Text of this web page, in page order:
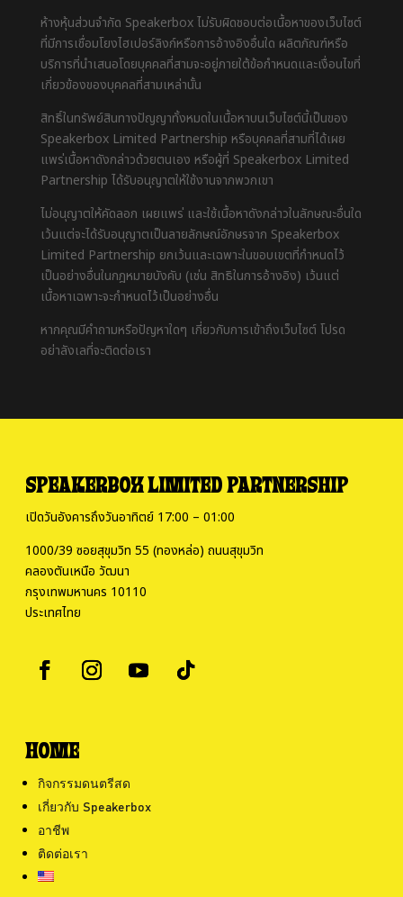
ห้างหุ้นส่วนจำกัด Speakerbox ไม่รับผิดชอบต่อเนื้อหาของเว็บไซต์
ที่มีการเชื่อมโยงไฮเปอร์ลิงก์หรือการอ้างอิงอื่นใด ผลิตภัณฑ์หรือ
บริการที่นำเสนอโดยบุคคลที่สามจะอยู่ภายใต้ข้อกำหนดและเงื่อนไขที่
เกี่ยวข้องของบุคคลที่สามเหล่านั้น
สิทธิ์ในทรัพย์สินทางปัญญาทั้งหมดในเนื้อหาบนเว็บไซต์นี้เป็นของ
Speakerbox Limited Partnership หรือบุคคลที่สามที่ได้เผย
แพร่เนื้อหาดังกล่าวด้วยตนเอง หรือผู้ที่ Speakerbox Limited
Partnership ได้รับอนุญาตให้ใช้งานจากพวกเขา
ไม่อนุญาตให้คัดลอก เผยแพร่ และใช้เนื้อหาดังกล่าวในลักษณะอื่นใด
เว้นแต่จะได้รับอนุญาตเป็นลายลักษณ์อักษรจาก Speakerbox
Limited Partnership ยกเว้นและเฉพาะในขอบเขตที่กำหนดไว้
เป็นอย่างอื่นในกฎหมายบังคับ (เช่น สิทธิในการอ้างอิง) เว้นแต่
เนื้อหาเฉพาะจะกำหนดไว้เป็นอย่างอื่น
หากคุณมีคำถามหรือปัญหาใดๆ เกี่ยวกับการเข้าถึงเว็บไซต์ โปรด
อย่าลังเลที่จะติดต่อเรา
SPEAKERBOX LIMITED PARTNERSHIP
เปิดวันอังคารถึงวันอาทิตย์ 17:00 – 01:00
1000/39 ซอยสุขุมวิท 55 (ทองหล่อ) ถนนสุขุมวิท
คลองตันเหนือ วัฒนา
กรุงเทพมหานคร 10110
ประเทศไทย
HOME
กิจกรรมดนตรีสด
เกี่ยวกับ Speakerbox
อาชีพ
ติดต่อเรา